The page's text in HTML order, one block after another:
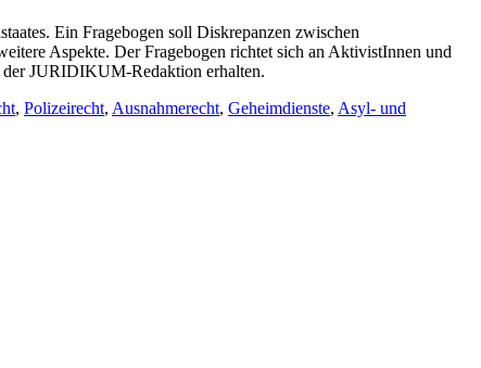
Ein Fragebogen soll Diskrepanzen zwischen
Aspekte. Der Fragebogen richtet sich an AktivistInnen und
der JURIDIKUM-Redaktion erhalten.
, Polizeirecht, Ausnahmerecht, Geheimdienste, Asyl- und